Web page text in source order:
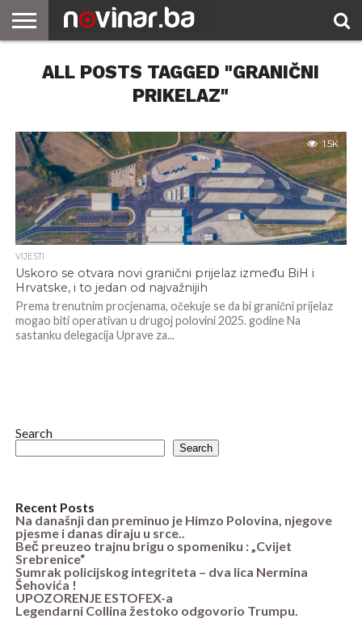
ALL POSTS TAGGED "GRANIČNI
PRIKELAZ"
1.5K
VIJESTI
Uskoro se otvara novi granični prijelaz između BiH i
Hrvatske, i to jedan od najvažnijih
Prema trenutnim procjenama, očekuje se da bi granični prijelaz
mogao biti operativan u drugoj polovini 2025. godine Na
sastanku delegacija Uprave za...
Search
Search
Recent Posts
Na današnji dan preminuo je Himzo Polovina, njegove
pjesme i danas diraju u srce..
Beč preuzeo trajnu brigu o spomeniku : „Cvijet
Srebrenice“
Sumrak policijskog integriteta – dva lica Nermina
Šehovića !
UPOZORENJE ESTOFEX-a
Legendarni Collina žestoko odgovorio Trumpu.